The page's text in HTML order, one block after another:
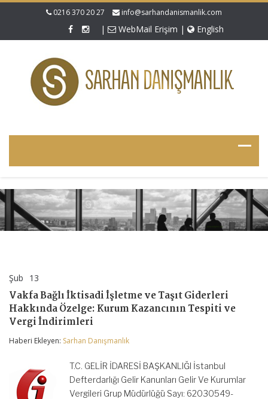
0216 370 20 27 info@sarhandanismanlik.com
| WebMail Erişim | English
Şub 13
Bağlı
İktisadi
İşletme
ve
Giderleri
Kurum
Kazancının
Tespiti
Vakfa Bağlı İktisadi İşletme ve Taşıt Giderleri
Hakkında Özelge: Kurum Kazancının Tespiti ve
Vergi İndirimleri
Haberi Ekleyen: Sarhan Danışmanlık
T.C. GELİR İDARESİ BAŞKANLIĞI İstanbul
Defterdarlığı Gelir Kanunları Gelir Ve Kurumlar
Vergileri Grup Müdürlüğü Sayı: 62030549-